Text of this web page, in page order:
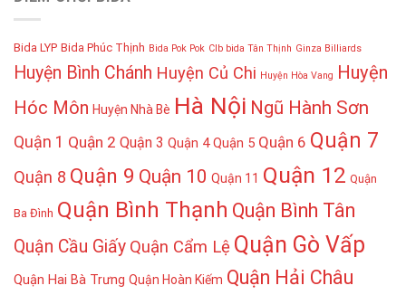
Bida LYP Bida Phúc Thịnh Bida Pok Pok Clb bida Tân Thịnh Ginza Billiards
Huyện Bình Chánh Huyện Củ Chi Huyện Hòa Vang Huyện
Hóc Môn Huyện Nhà Bè Hà Nội Ngũ Hành Sơn
Quận 1 Quận 2 Quận 3 Quận 4 Quận 5 Quận 6 Quận 7
Quận 8 Quận 9 Quận 10 Quận 11 Quận 12 Quận
Ba Đình Quận Bình Thạnh Quận Bình Tân
Quận Cầu Giấy Quận Cẩm Lệ Quận Gò Vấp
Quận Hai Bà Trưng Quận Hoàn Kiếm Quận Hải Châu